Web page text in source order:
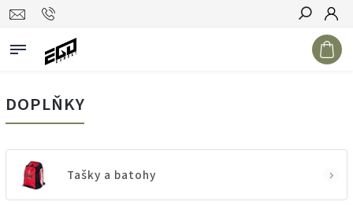
Hledat
DOPLŇKY
Tašky a batohy